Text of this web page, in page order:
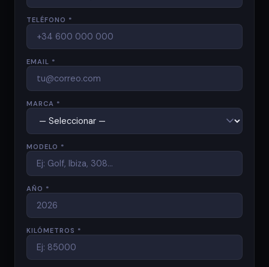
TELÉFONO *
EMAIL *
MARCA *
MODELO *
AÑO *
KILÓMETROS *